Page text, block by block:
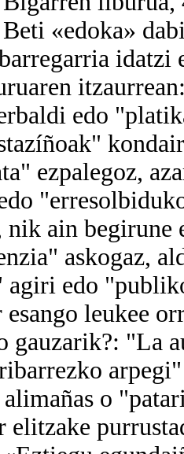
«edoka»
idatzi
edo
ezpalegoz,
nik ain begirune
askogaz,
agiri edo
leukee
gauzarik?: "La
alimañas o